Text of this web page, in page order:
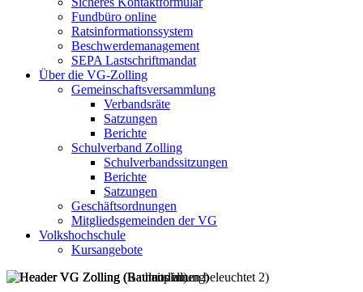
Fundbüro online
Ratsinformationssystem
Beschwerdemanagement
SEPA Lastschriftmandat
Über die VG-Zolling
Gemeinschaftsversammlung
Verbandsräte
Satzungen
Berichte
Schulverband Zolling
Schulverbandssitzungen
Berichte
Satzungen
Geschäftsordnungen
Mitgliedsgemeinden der VG
Volkshochschule
Kursangebote